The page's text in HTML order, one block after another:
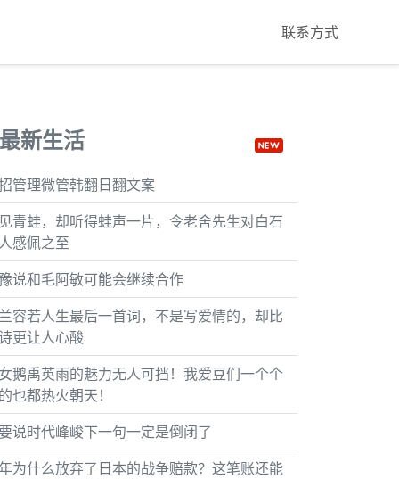
联系方式
最新生活
管理微管韩翻日翻文案
青蛙，却听得蛙声一片，令老舍先生对白石
感佩之至
说和毛阿敏可能会继续合作
容若人生最后一首词，不是写爱情的，却比
更让人心酸
鹅禹英雨的魅力无人可挡！我爱豆们一个个
也都热火朝天！
说时代峰峻下一句一定是倒闭了
为什么放弃了日本的战争赔款？这笔账还能